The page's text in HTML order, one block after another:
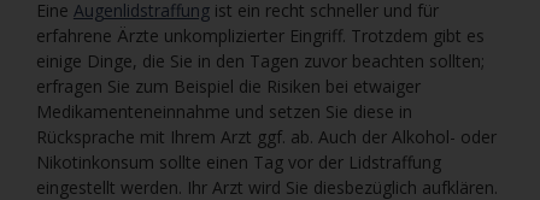
Eine Augenlidstraffungist ein recht schneller und für
erfahrene Ärzte unkomplizierter Eingriff. Trotzdem gibt es
einige Dinge, die Sie in den Tagen zuvor beachten sollten;
erfragen Sie zum Beispiel die Risiken bei etwaiger
Medikamenteneinnahme und setzen Sie diese in
Rücksprache mit Ihrem Arzt ggf. ab. Auch der Alkohol- oder
Nikotinkonsum sollte einen Tag vor der Lidstraffung
eingestellt werden. Ihr Arzt wird Sie diesbezüglich aufklären.